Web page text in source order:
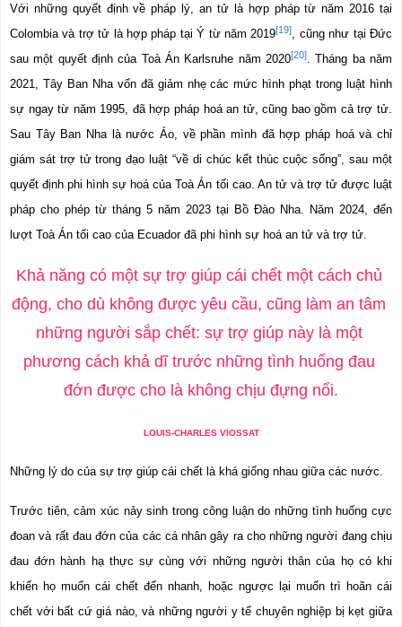
Với những quyết định về pháp lý, an tử là hợp pháp từ năm 2016 tại
Colombia và trợ tử là hợp pháp tại Ý từ năm 2019[19]
, cũng như tại Đức
sau một quyết định của Toà Án Karlsruhe năm 2020[20]
. Tháng ba năm
2021, Tây Ban Nha vốn đã giảm nhẹ các mức hình phạt trong luật hình
sự ngay từ năm 1995, đã hợp pháp hoá an tử, cũng bao gồm cả trợ tử.
Sau Tây Ban Nha là nước Áo, về phần mình đã hợp pháp hoá và chỉ
giám sát trợ tử trong đạo luật “về di chúc kết thúc cuộc sống”, sau một
quyết định phi hình sự hoá của Toà Án tối cao. An tử và trợ tử được luật
pháp cho phép từ tháng 5 năm 2023 tại Bồ Đào Nha. Năm 2024, đến
lượt Toà Án tối cao của Ecuador đã phi hình sự hoá an tử và trợ tử.
Khả năng có một sự trợ giúp cái chết một cách chủ
động, cho dù không được yêu cầu, cũng làm an tâm
những người sắp chết: sự trợ giúp này là một
phương cách khả dĩ trước những tình huống đau
đớn được cho là không chịu đựng nổi.
LOUIS-CHARLES VIOSSAT
Những lý do của sự trợ giúp cái chết là khá giống nhau giữa các nước.
Trước tiên, cảm xúc nảy sinh trong công luận do những tình huống cực
đoan và rất đau đớn của các cá nhân gây ra cho những người đang chịu
đau đớn hành hạ thực sự cùng với những người thân của họ có khi
khiến họ muốn cái chết đến nhanh, hoặc ngược lại muốn trì hoãn cái
chết với bất cứ giá nào, và những người y tế chuyên nghiệp bị kẹt giữa